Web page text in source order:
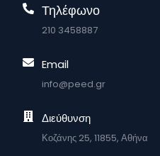
Τηλέφωνο
210 3458887
Email
info@peed.gr
Διεύθυνση
Κοζάνης 25, 11855, Αθήνα